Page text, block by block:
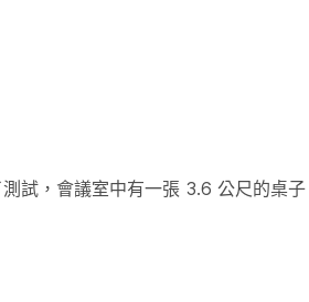
試，會議室中有一張 3.6 公尺的桌